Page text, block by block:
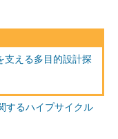
支える多目的設計探
するハイプサイクル